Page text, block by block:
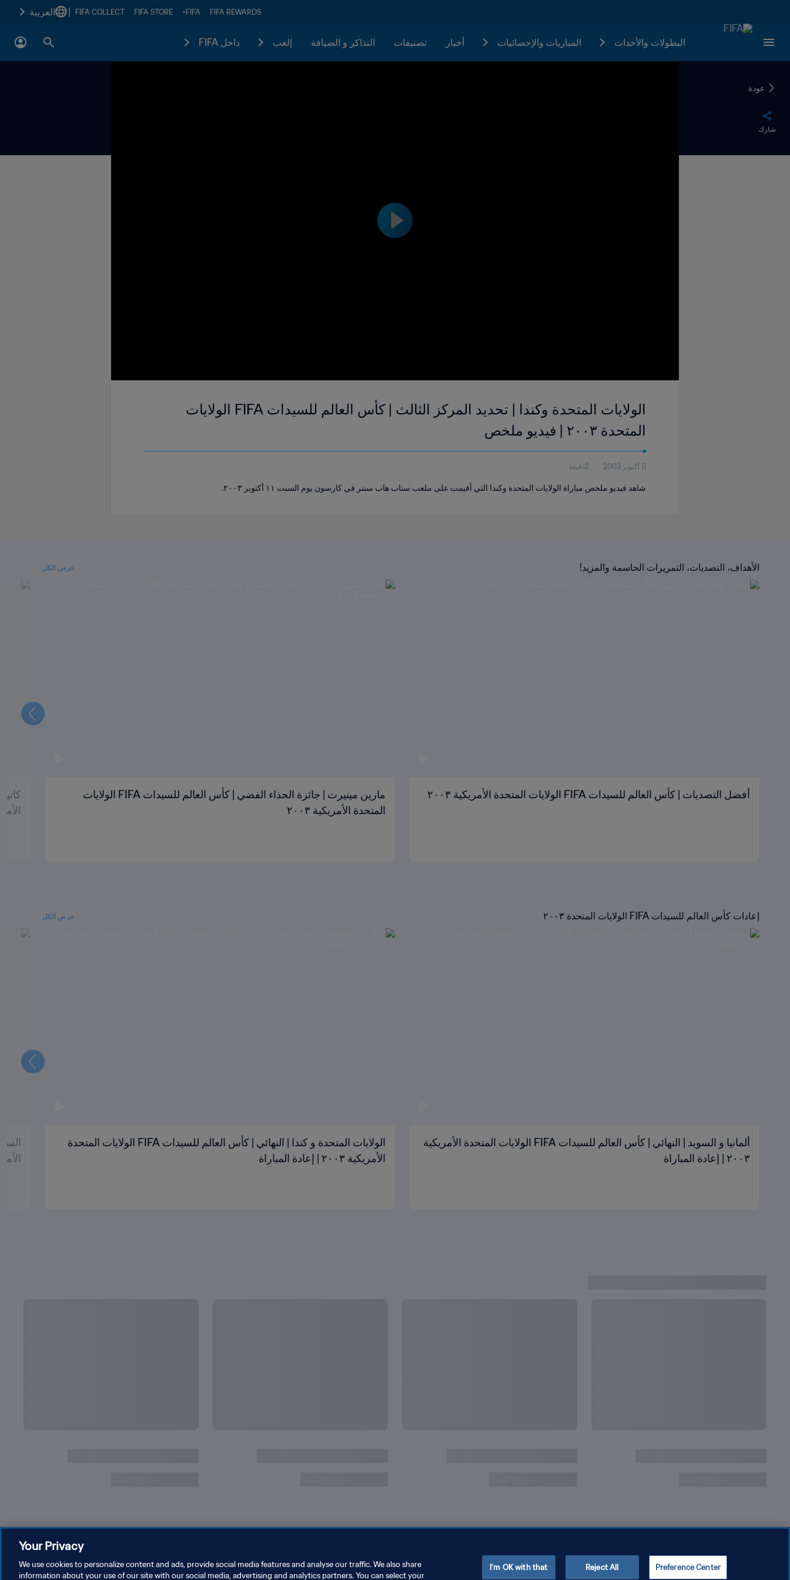
FIFA REWARDS
FIFA+
FIFA STORE
FIFA COLLECT العربية
البطولات والأحدات المباريات والإحصائيات أخبار تصنيفات التذاكر و الضيافة إلعب داخل FIFA
عودة
شارك
الولايات المتحدة وكندا | تحديد المركز الثالث | كأس العالم للسيدات FIFA الولايات
المتحدة ٢٠٠٣ | فيديو ملخص
11 أكتوبر 2003 2دقيقة
شاهد فيديو ملخص مباراة الولايات المتحدة وكندا التي أقيمت على ملعب ستاب هاب سنتر في كارسون يوم السبت ١١ أكتوبر ٢٠٠٣.
الأهداف، التصديات، التمريرات الحاسمة والمزيد! عرض الكل
أفضل التصديات | كأس العالم للسيدات FIFA الولايات المتحدة الأمريكية ٢٠٠٣
مارين مينيرت | جائزة الحذاء الفضي | كأس العالم للسيدات FIFA الولايات
المتحدة الأمريكية ٢٠٠٣
التالي
إعادات كأس العالم للسيدات FIFA الولايات المتحدة ٢٠٠٣ عرض الكل
ألمانيا و السويد | النهائي | كأس العالم للسيدات FIFA الولايات المتحدة الأمريكية
٢٠٠٣ | إعادة المباراة
الولايات المتحدة و كندا | النهائي | كأس العالم للسيدات FIFA الولايات المتحدة
الأمريكية ٢٠٠٣ | إعادة المباراة
الأمريكية
التالي
Your Privacy
We use cookies to personalize content and ads, provide social media features and analyse our traffic. We also share
information about your use of our site with our social media, advertising and analytics partners. You can select your
Preference Center
Reject All
I'm OK with that